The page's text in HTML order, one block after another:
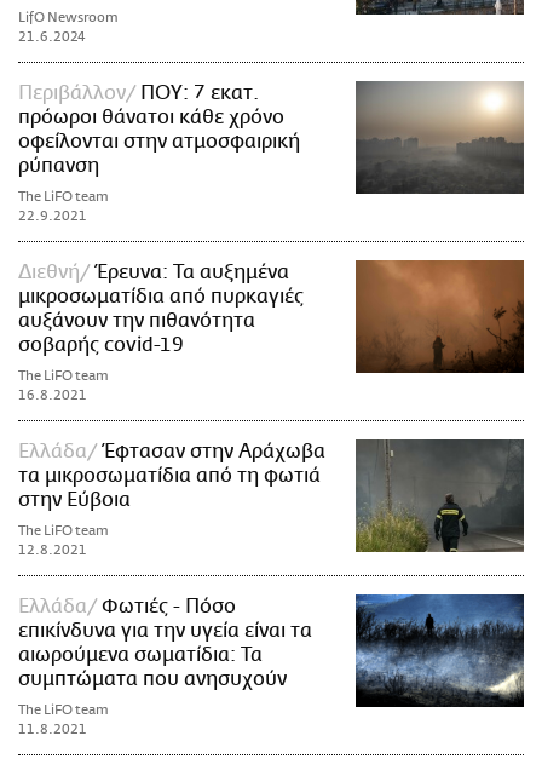
LifO Newsroom
21.6.2024
Περιβάλλον
ΠΟΥ: 7 εκατ.
πρόωροι θάνατοι κάθε χρόνο
οφείλονται στην ατμοσφαιρική
ρύπανση
The LiFO team
22.9.2021
Διεθνή
Έρευνα: Τα αυξημένα
μικροσωματίδια από πυρκαγιές
αυξάνουν την πιθανότητα
σοβαρής covid-19
The LiFO team
16.8.2021
Ελλάδα
Έφτασαν στην Αράχωβα
τα μικροσωματίδια από τη φωτιά
στην Εύβοια
The LiFO team
12.8.2021
Ελλάδα
Φωτιές - Πόσο
επικίνδυνα για την υγεία είναι τα
αιωρούμενα σωματίδια: Τα
συμπτώματα που ανησυχούν
The LiFO team
11.8.2021